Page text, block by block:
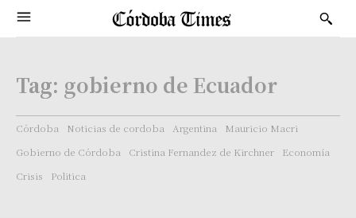
Tag: gobierno de Ecuador
Córdoba Noticias de cordoba Argentina
Mauricio Macri
Gobierno de Córdoba
Cristina Fernandez de Kirchner
Economía
Crisis
Politica